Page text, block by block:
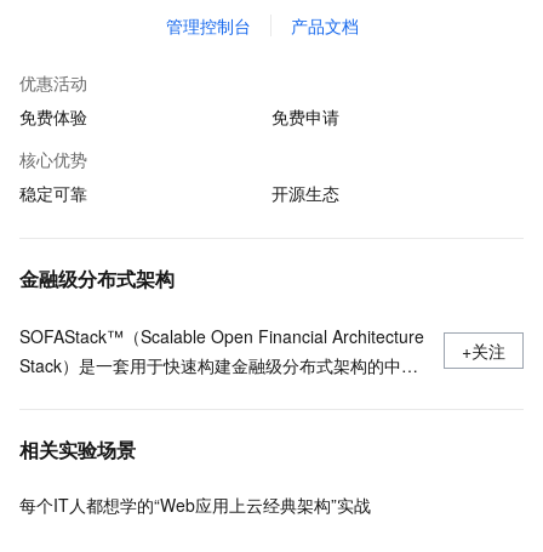
管理控制台 产品文档
优惠活动
免费体验
免费申请
核心优势
稳定可靠
开源生态
金融级分布式架构
SOFAStack™（Scalable Open Financial Architecture
Stack）是一套用于快速构建金融级分布式架构的中间
+关注
相关实验场景
每个IT人都想学的“Web应用上云经典架构”实战